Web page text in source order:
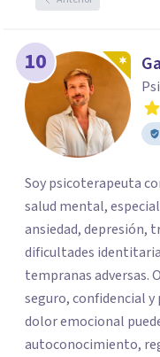
10
Soy psicoterapeuta
salud mental,
ansiedad, depresión,
dificultades
tempranas adversas.
seguro, confidencial
dolor emocional
autoconocimiento,